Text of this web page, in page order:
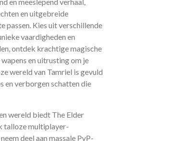
en uitgebreide
passen. Kies uit verschillende
vaardigheden en
ontdek krachtige magische
en uitrusting om je
wereld van Tamriel is gevuld
en verborgen schatten die
wereld biedt The Elder
talloze multiplayer-
deel aan massale PvP-